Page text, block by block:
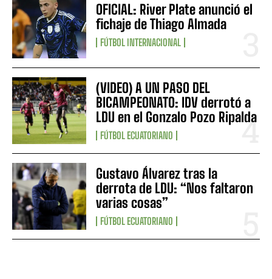
OFICIAL: River Plate anunció el
fichaje de Thiago Almada
FÚTBOL INTERNACIONAL
(VIDEO) A UN PASO DEL
BICAMPEONATO: IDV derrotó a
LDU en el Gonzalo Pozo Ripalda
FÚTBOL ECUATORIANO
Gustavo Álvarez tras la
derrota de LDU: “Nos faltaron
varias cosas”
FÚTBOL ECUATORIANO